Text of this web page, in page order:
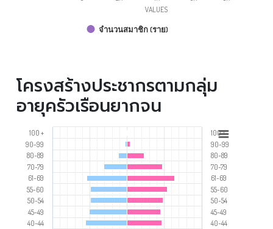
VALUES
จำนวนสมาชิก (ราย)
โครงสร้างประชากรตามกลุ่ม
อายุครัวเรือนยากจน
40-44
45-49
50-54
55-60
61-69
70-79
80-89
90-99
100 +
40-44
45-49
50-54
55-60
61-69
70-79
80-89
90-99
100 +